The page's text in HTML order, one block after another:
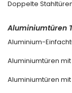
Doppelte
Aluminiumtüren
Aluminium-
Aluminiumtüren
Aluminiumtüren